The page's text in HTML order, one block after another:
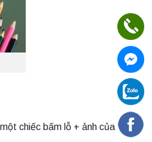
chiếc bấm lỗ + ảnh của